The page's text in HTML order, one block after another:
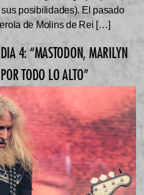
posibilidades). El pasado
de Molins de Rei […]
4: “MASTODON, MARILYN
TODO LO ALTO”